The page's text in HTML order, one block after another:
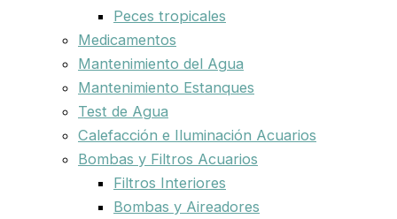
Peces tropicales
Medicamentos
Mantenimiento del Agua
Mantenimiento Estanques
Test de Agua
Calefacción e Iluminación Acuarios
Bombas y Filtros Acuarios
Filtros Interiores
Bombas y Aireadores